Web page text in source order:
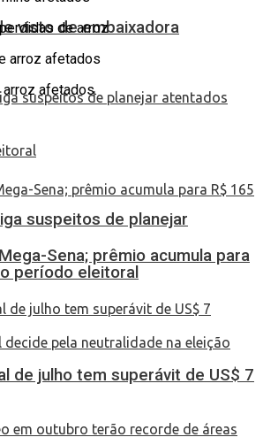
visto de embaixadora
suspeitos de planejar
período eleitoral
de arroz
arroz afetados
afetados.
Sena; prêmio acumula para
de julho tem superávit de US$ 7